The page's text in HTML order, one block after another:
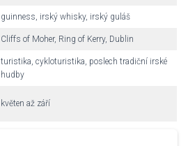
guinness, irský whisky, irský guláš
Cliffs of Moher, Ring of Kerry, Dublin
turistika, cykloturistika, poslech tradiční irské
hudby
květen až září